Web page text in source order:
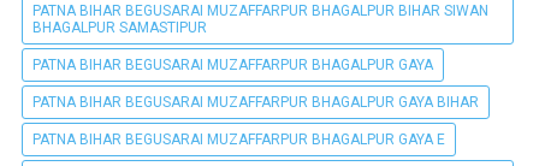
PATNA BIHAR BEGUSARAI MUZAFFARPUR BHAGALPUR BIHAR SIWAN
BHAGALPUR SAMASTIPUR
PATNA BIHAR BEGUSARAI MUZAFFARPUR BHAGALPUR GAYA
PATNA BIHAR BEGUSARAI MUZAFFARPUR BHAGALPUR GAYA BIHAR
PATNA BIHAR BEGUSARAI MUZAFFARPUR BHAGALPUR GAYA E